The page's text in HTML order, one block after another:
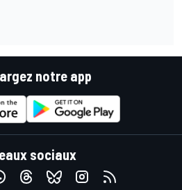
notre app
sociaux